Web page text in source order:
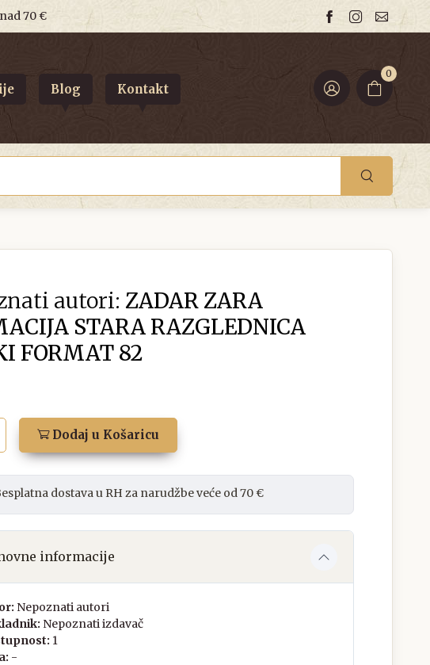
70 €
0
Blog Kontakt
autori: ZADAR ZARA
STARA RAZGLEDNICA
FORMAT 82
Dodaj u Košaricu
dostava u RH za narudžbe veće od 70 €
informacije
Nepoznati autori
Nepoznati izdavač
1
-